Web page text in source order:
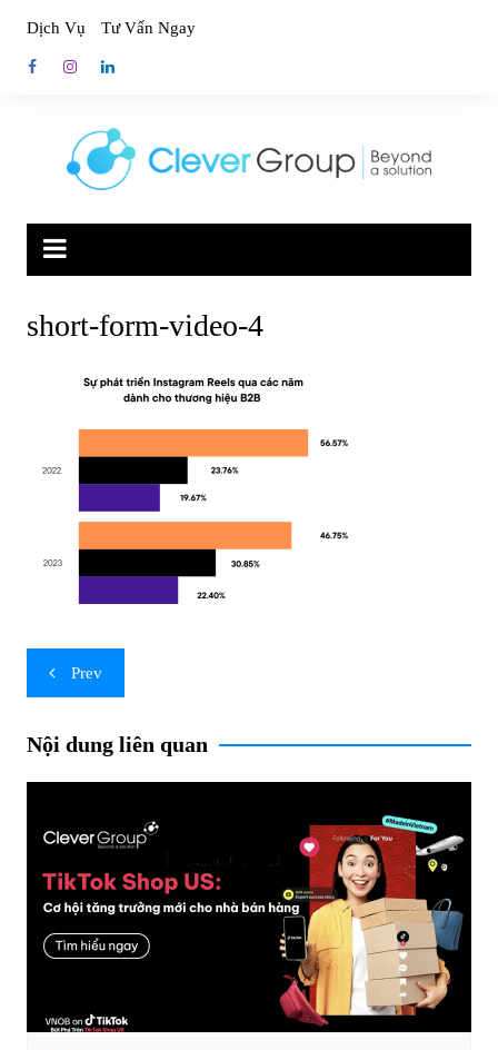
content
Dịch Vụ Tư Vấn Ngay
short-form-video-4
Post
navigation
Prev
Nội dung liên quan